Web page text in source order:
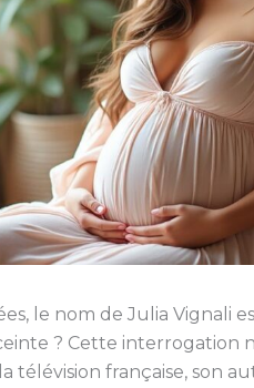
le nom de Julia Vignali
? Cette interrogation
télévision française, son